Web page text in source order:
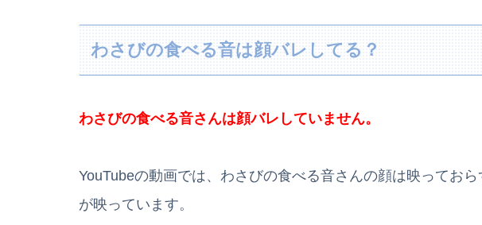
わさびの食べる音は顔バレしてる？
わさびの食べる音さんは顔バレしていません。
YouTubeの動画では、わさびの食べる音さんの顔は映ってお
が映っています。